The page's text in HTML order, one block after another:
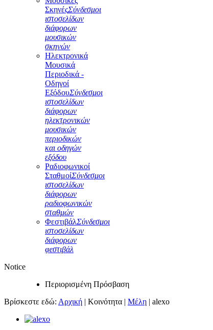
ΣκηνέςΣύνδεσμοι
ιστοσελίδων
διάφορων
μουσικών
σκηνών
Ηλεκτρονικά
Μουσικά
Περιοδικά -
Οδηγοί
ΕξόδουΣύνδεσμοι
ιστοσελίδων
διάφορων
ηλεκτρονικών
μουσικών
περιοδικών
και οδηγών
εξόδου
Ραδιοφωνικοί
ΣταθμοίΣύνδεσμοι
ιστοσελίδων
διάφορων
ραδιοφωνικών
σταθμών
ΦεστιβάλΣύνδεσμοι
ιστοσελίδων
διάφορων
φεστιβάλ
Notice
Περιορισμένη Πρόσβαση
Βρίσκεστε εδώ: Αρχική | Κοινότητα | Μέλη | alexo